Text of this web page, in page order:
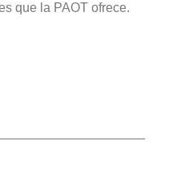
que la PAOT ofrece.